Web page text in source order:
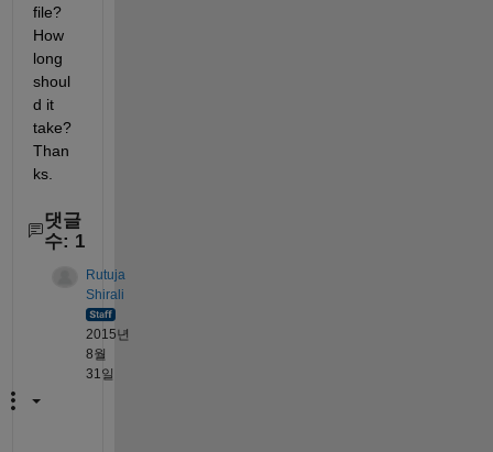
file?
How
long
shoul
d it
take?
Than
ks.
댓글
수: 1
Rutuja
Shirali
2015년
8월
31일